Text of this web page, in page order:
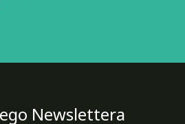
Newslettera